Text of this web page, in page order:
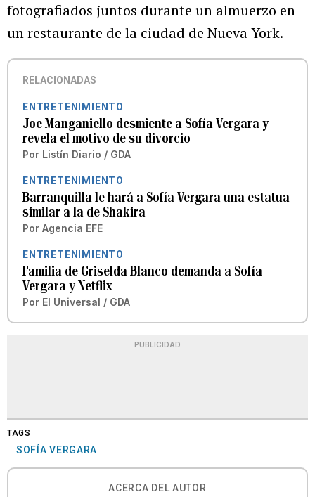
fotografiados juntos durante un almuerzo en
un restaurante de la ciudad de Nueva York.
RELACIONADAS
ENTRETENIMIENTO
Joe Manganiello desmiente a Sofía Vergara y
revela el motivo de su divorcio
Por Listín Diario / GDA
ENTRETENIMIENTO
Barranquilla le hará a Sofía Vergara una estatua
similar a la de Shakira
Por Agencia EFE
ENTRETENIMIENTO
Familia de Griselda Blanco demanda a Sofía
Vergara y Netflix
Por El Universal / GDA
PUBLICIDAD
TAGS
SOFÍA VERGARA
ACERCA DEL AUTOR